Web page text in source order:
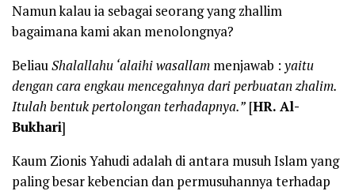
Namun kalau ia sebagai seorang yang zhallim
bagaimana kami akan menolongnya?
BeliauShalallahu ‘alaihi wasallam menjawab : yaitu
dengan cara engkau mencegahnya dari perbuatan zhalim.
Itulah bentuk pertolongan terhadapnya.” [HR. Al-
Bukhari]
Kaum Zionis Yahudi adalah di antara musuh Islam yang
paling besar kebencian dan permusuhannya terhadap